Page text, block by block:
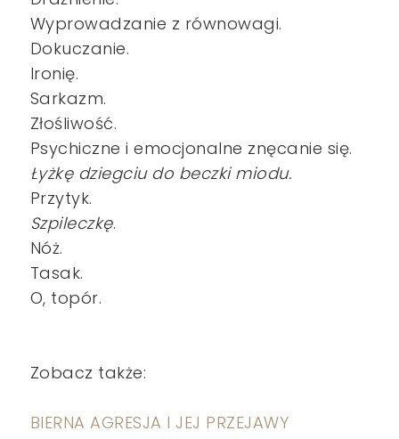
Wyprowadzanie z równowagi.
Dokuczanie.
Ironię.
Sarkazm.
Złośliwość.
Psychiczne i emocjonalne znęcanie się.
Łyżkę dziegciu do beczki miodu.
Przytyk.
Szpileczkę.
Nóż.
Tasak.
O, topór.
Zobacz także:
BIERNA AGRESJA I JEJ PRZEJAWY